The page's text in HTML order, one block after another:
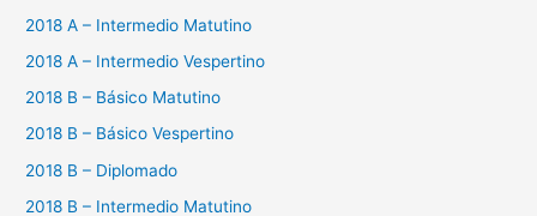
2018 A – Intermedio Matutino
2018 A – Intermedio Vespertino
2018 B – Básico Matutino
2018 B – Básico Vespertino
2018 B – Diplomado
2018 B – Intermedio Matutino